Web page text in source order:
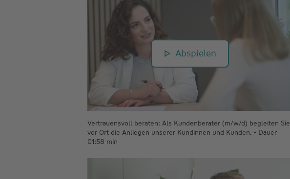
Abspielen
Vertrauensvoll beraten: Als Kundenberater (m/w/d) begleiten Sie
vor Ort die Anliegen unserer Kundinnen und Kunden. - Dauer
01:58 min